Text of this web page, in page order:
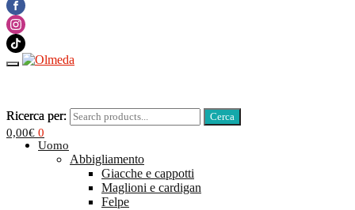
Ricerca per:
0,00€ 0
Ricerca per:
Uomo
Abbigliamento
Giacche e cappotti
Maglioni e cardigan
Felpe